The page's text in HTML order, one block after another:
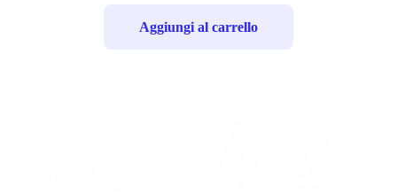
Aggiungi al carrello